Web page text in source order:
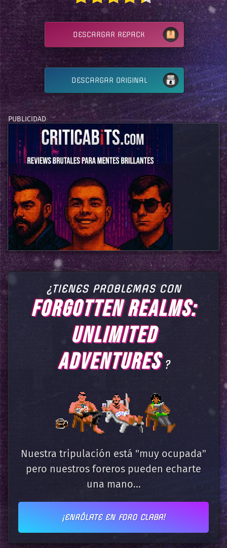
DESCARGAR REPACK
DESCARGAR ORIGINAL
¿TIENES PROBLEMAS CON
FORGOTTEN REALMS:
UNLIMITED
ADVENTURES?
Nuestra tripulación está "muy ocupada"
pero nuestros foreros pueden echarte
una mano...
¡ENRÓLATE EN FORO CLABA!